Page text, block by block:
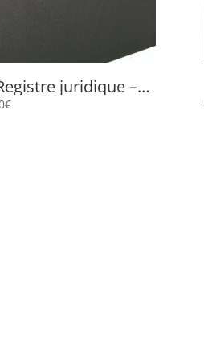
juridique –
de présence
€